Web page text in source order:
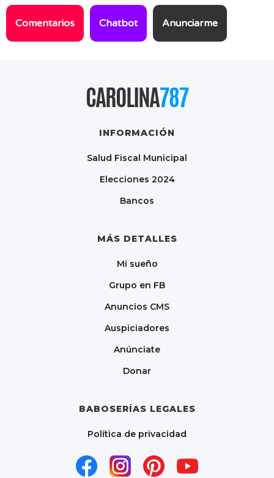
Comentarios Chatbot Anunciarme
CAROLINA787
INFORMACIÓN
Salud Fiscal Municipal
Elecciones 2024
Bancos
MÁS DETALLES
Mi sueño
Grupo en FB
Anuncios CMS
Auspiciadores
Anúnciate
Donar
BABOSERÍAS LEGALES
Política de privacidad